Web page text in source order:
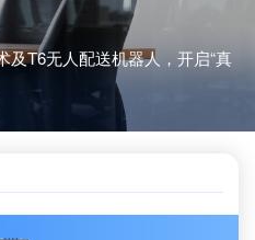
T6无人配送机器人，开启“真